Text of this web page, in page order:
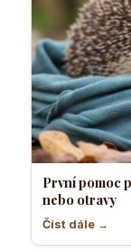
První pomoc
nebo otravy
Číst dále →